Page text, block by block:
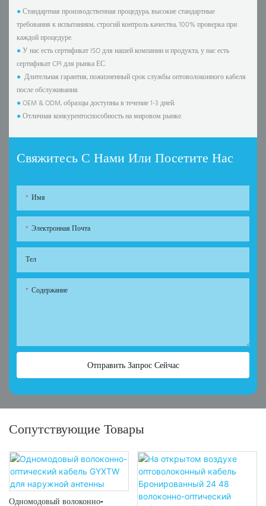
●Стандартная производственная процедура, высокие стандартные
требования к испытаниям, строгий контроль качества, 100% проверка при
каждой процедуре.
●У нас есть сертификат ISO для нашей компании и продукта, у нас есть
сертификат CPI для рынка ЕС.
● Длительная гарантия, пожизненный срок службы оптоволоконного кабеля
после обслуживания.
●OEM & ODM, образцы доступны в течение 1-3 дней.
●Отличная конкурентоспособность на мировом рынке.
Свяжитесь С Нами Или Посетите Нас
Имя
Электронная Почта
Тел
Содержание
Отправить Запрос Сейчас
Сопутствующие Товары
Одномодовый волоконно-